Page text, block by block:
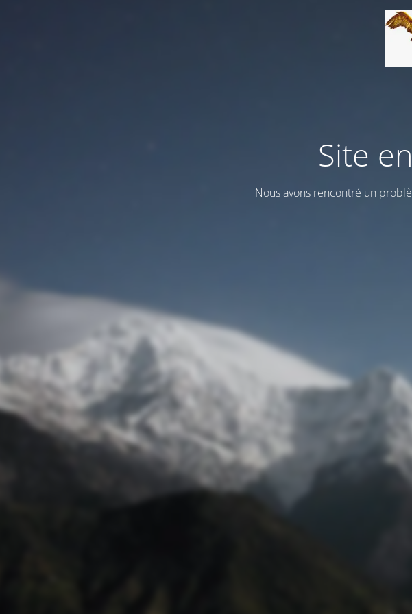
Site
Nous avons rencontré un